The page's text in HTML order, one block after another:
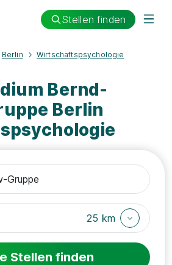
Stellen finden
Berlin Wirtschaftspsychologie
Bernd-
Berlin
25 km
Stellen finden